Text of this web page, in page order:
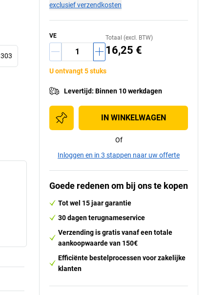
303
exclusief verzendkosten
VE Totaal (excl. BTW)
16,25 €
U ontvangt 5 stuks
Levertijd: Binnen 10 werkdagen
IN WINKELWAGEN
Of
Inloggen en in 3 stappen naar uw offerte
Goede redenen om bij ons te kopen
Tot wel 15 jaar garantie
30 dagen terugnameservice
Verzending is gratis vanaf een totale
aankoopwaarde van 150€
Efficiënte bestelprocessen voor zakelijke
klanten